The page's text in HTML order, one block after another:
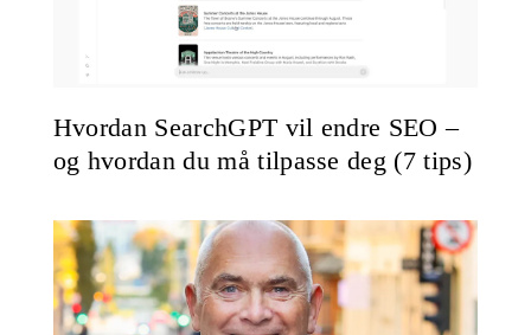
Hvordan SearchGPT vil endre SEO –
og hvordan du må tilpasse deg (7 tips)